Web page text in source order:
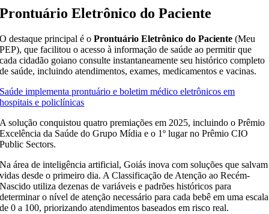
Prontuário Eletrônico do Paciente
O destaque principal é oProntuário Eletrônico do Paciente (Meu
PEP), que facilitou o acesso à informação de saúde ao permitir que
cada cidadão goiano consulte instantaneamente seu histórico completo
de saúde, incluindo atendimentos, exames, medicamentos e vacinas.
Saúde implementa prontuário e boletim médico eletrônicos em
hospitais e policlínicas
A solução conquistou quatro premiações em 2025, incluindo o Prêmio
Excelência da Saúde do Grupo Mídia e o 1º lugar no Prêmio CIO
Public Sectors.
Na área de inteligência artificial, Goiás inova com soluções que salvam
vidas desde o primeiro dia. A Classificação de Atenção ao Recém-
Nascido utiliza dezenas de variáveis e padrões históricos para
determinar o nível de atenção necessário para cada bebê em uma escala
de 0 a 100, priorizando atendimentos baseados em risco real.